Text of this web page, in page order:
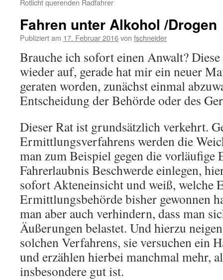
Rotlicht querenden Radfahrer
Fahren unter Alkohol /Drogen
Publiziert am 17. Februar 2016von fschneider
Brauche ich sofort einen Anwalt?
wieder auf, gerade hat mir ein neuer
geraten worden, zunächst einmal
Entscheidung der Behörde oder des
Dieser Rat ist grundsätzlich verkehrt.
Ermittlungsverfahrens werden die
man zum Beispiel gegen die vorläufige
Fahrerlaubnis Beschwerde einlegen,
sofort Akteneinsicht und weiß, welche
Ermittlungsbehörde bisher gewonnen
man aber auch verhindern, dass man
Äußerungen belastet. Und hierzu
solchen Verfahrens, sie versuchen ein
und erzählen hierbei manchmal mehr,
insbesondere gut ist.